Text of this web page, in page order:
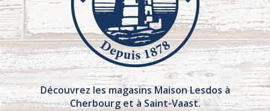
Découvrez les magasins Maison Lesdos à
Cherbourg et à Saint-Vaast.